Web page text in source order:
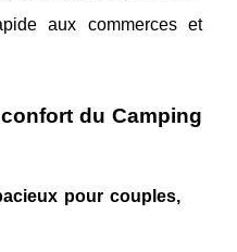
aux commerces et
du Camping
pour couples,